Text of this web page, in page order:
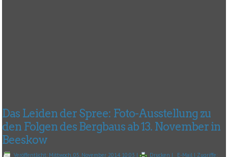
Das Leiden der Spree: Foto-Ausstellung zu
den Folgen des Bergbaus ab 13. November in
Beeskow
Veröffentlicht: Mittwoch, 05. November 2014 10:03 | Drucken | E-Mail | Zugriffe: